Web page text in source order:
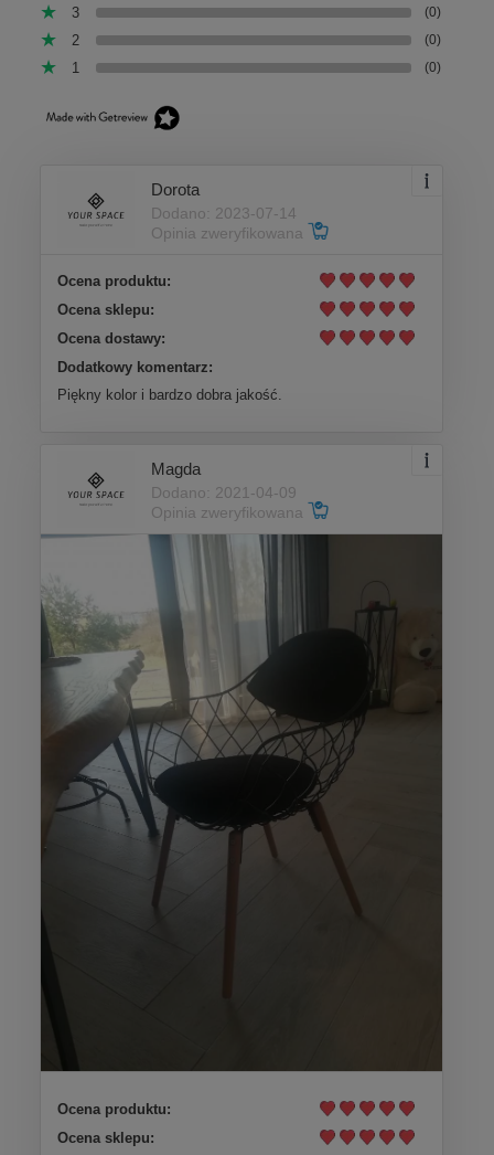
3 (0)
2 (0)
1 (0)
Dorota
Dodano: 2023-07-14
Opinia zweryfikowana
Ocena produktu:
Ocena sklepu:
Ocena dostawy:
Dodatkowy komentarz:
Piękny kolor i bardzo dobra jakość.
Magda
Dodano: 2021-04-09
Opinia zweryfikowana
Ocena produktu:
Ocena sklepu: